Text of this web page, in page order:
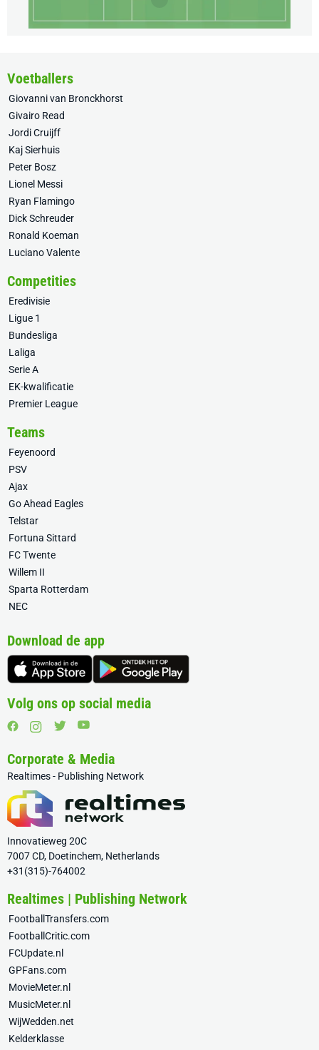
Voetballers
Giovanni van Bronckhorst
Givairo Read
Jordi Cruijff
Kaj Sierhuis
Peter Bosz
Lionel Messi
Ryan Flamingo
Dick Schreuder
Ronald Koeman
Luciano Valente
Competities
Eredivisie
Ligue 1
Bundesliga
Laliga
Serie A
EK-kwalificatie
Premier League
Teams
Feyenoord
PSV
Ajax
Go Ahead Eagles
Telstar
Fortuna Sittard
FC Twente
Willem II
Sparta Rotterdam
NEC
Download de app
Volg ons op social media
Corporate & Media
Realtimes - Publishing Network
Innovatieweg 20C
7007 CD, Doetinchem, Netherlands
+31(315)-764002
Realtimes | Publishing Network
FootballTransfers.com
FootballCritic.com
FCUpdate.nl
GPFans.com
MovieMeter.nl
MusicMeter.nl
WijWedden.net
Kelderklasse